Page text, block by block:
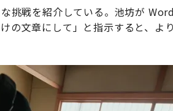
挑戦を紹介している。池坊が
の文章にして」と指示すると、よ